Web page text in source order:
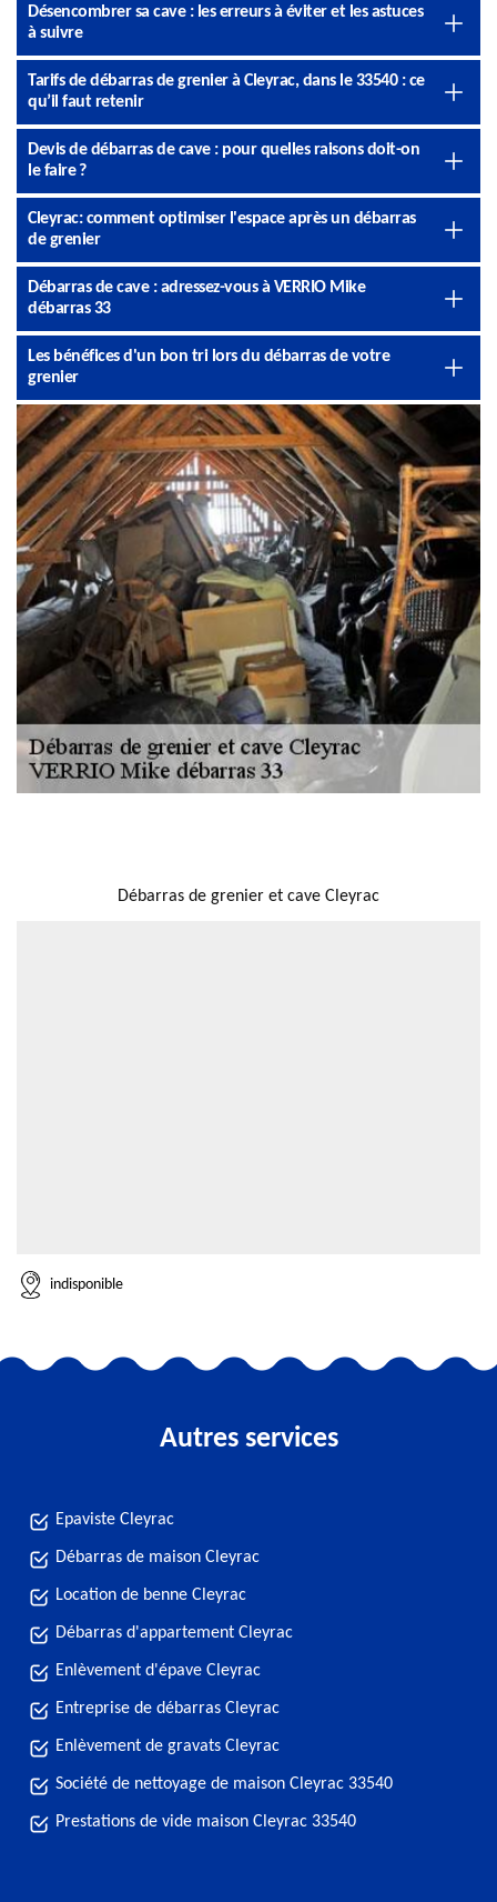
Désencombrer sa cave : les erreurs à éviter et les astuces
à suivre
Tarifs de débarras de grenier à Cleyrac, dans le 33540 : ce
qu’il faut retenir
Devis de débarras de cave : pour quelles raisons doit-on
le faire ?
Cleyrac: comment optimiser l'espace après un débarras
de grenier
Débarras de cave : adressez-vous à VERRIO Mike
débarras 33
Les bénéfices d'un bon tri lors du débarras de votre
grenier
Débarras de grenier et cave Cleyrac
indisponible
Autres services
Epaviste Cleyrac
Débarras de maison Cleyrac
Location de benne Cleyrac
Débarras d'appartement Cleyrac
Enlèvement d'épave Cleyrac
Entreprise de débarras Cleyrac
Enlèvement de gravats Cleyrac
Société de nettoyage de maison Cleyrac 33540
Prestations de vide maison Cleyrac 33540